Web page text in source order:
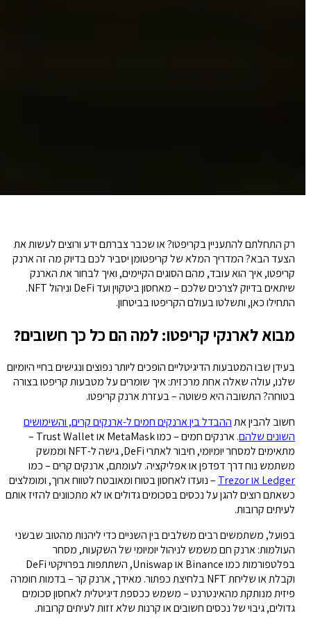
רק התחלתם להתעניין בקריפטו? או שכבר צברתם ידע ורוצים לעשות את
הצעד הבא? המדריך המלא של קריפטומן יסביר לכם בדיוק מה זה ארנק
קריפטו, איך הוא עובד, מהם הסוגים הקיימים, ואיך לבחור את הארנק
שיתאים בדיוק לצרכים שלכם – מאחסון ביטקוין ועד DeFi וניהול NFT.
התחילו כאן, ותשלטו בעולם הקריפטו בביטחון.
מבוא לארנקי קריפטו: למה הם כל כך חשובים?
בעידן שבו המטבעות הדיגיטליים הופכים ליותר נפוצים ונגישים בחיי היומיום
שלנו, עולה שאלה אחת מרכזית: איך שומרים על מטבעות קריפטו בצורה
בטוחה? התשובה היא פשוטה – בעזרת ארנק קריפטו.
חשוב להבין אתההבדל בין ארנקים חמים ל-ארנקים קרים, והשימושים
השונים שלהם
. ארנקים חמים – כמו MetaMask או Trust Wallet –
מתאימים למסחר יומיומי, חיבור לאתרי DeFi, גישה ל-NFT וממשק
משתמש נוח דרך דפדפן או אפליקציה. לעומתם, ארנקים קרים – כמו
Ledger או Trezor
– נועדו לאחסון בטוח ומאובטח לטווח ארוך, ומומלצים
כשאתם רוצים להגן על נכסים בסכומים גדולים או לא מתכוונים להזיז אותם
לעיתים קרובות.
בפועל, משתמשים רבים משלבים בין השניים כדי ליהנות מהטוב שבשני
העולמות: ארנק חם משמש לניהול יומיומי של השקעות, מסחר
בפלטפורמות כמו Binance או Uniswap, השתתפות בפרויקטי DeFi
וקבלת או שליחת NFT בלחיצת כפתור. מאידך, ארנק קר – בדמות חומרה
פיזית מנותקת מהאינטרנט – משמש ככספת דיגיטלית לאחסון סכומים
גדולים, גיבוי של נכסים חשובים או קרנות שלא זזות לעיתים קרובות.